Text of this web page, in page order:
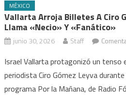
MÉXICO
Vallarta Arroja Billetes A Ciro
Llama «necio» Y «fanático»
junio 30, 2026 Staff
Israel Vallarta protagonizó un tenso
periodista Ciro Gómez Leyva
programa Por la Mañana, de Radio